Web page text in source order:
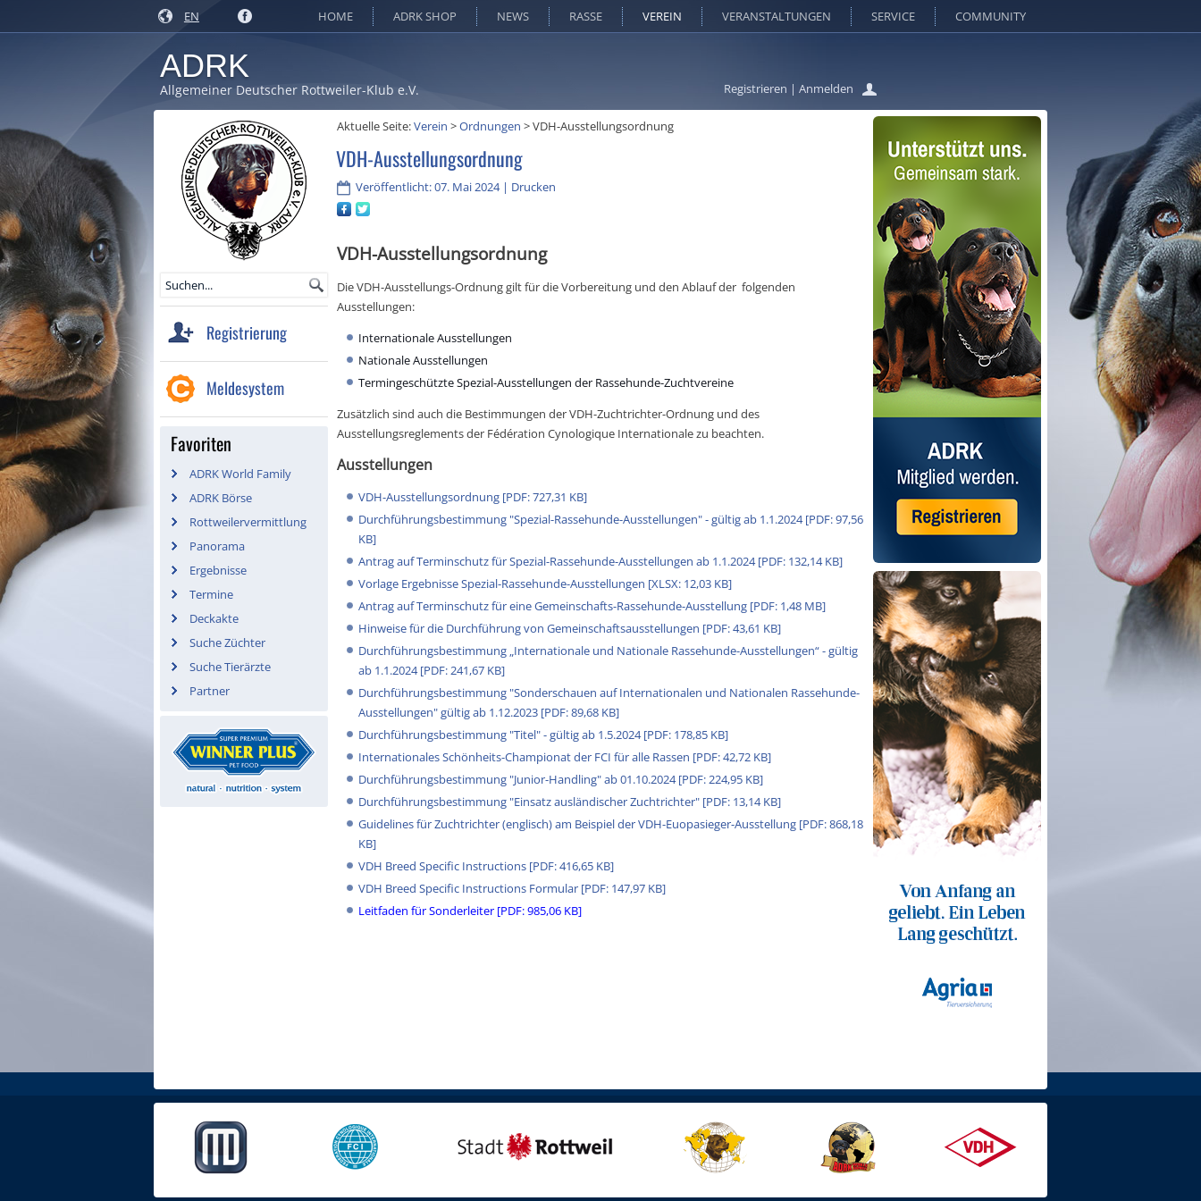
EN
Registrieren | Anmelden
HOME ADRK SHOP NEWS RASSE VEREIN VERANSTALTUNGEN SERVICE COMMUNITY
ADRK
Allgemeiner Deutscher Rottweiler-Klub e.V.
Registrierung
Meldesystem
Favoriten
ADRK World Family
ADRK Börse
Rottweilervermittlung
Panorama
Ergebnisse
Termine
Deckakte
Suche Züchter
Suche Tierärzte
Partner
Aktuelle Seite:Verein >Ordnungen >VDH-Ausstellungsordnung
VDH-Ausstellungsordnung
Veröffentlicht: 07. Mai 2024| Drucken
VDH-Ausstellungsordnung
Die VDH-Ausstellungs-Ordnung gilt für die Vorbereitung und den Ablauf der folgenden
Ausstellungen:
Internationale Ausstellungen
Nationale Ausstellungen
Termingeschützte Spezial-Ausstellungen der Rassehunde-Zuchtvereine
Zusätzlich sind auch die Bestimmungen der VDH-Zuchtrichter-Ordnung und des
Ausstellungsreglements der Fédération Cynologique Internationale zu beachten.
Ausstellungen
VDH-Ausstellungsordnung [PDF: 727,31 KB]
Durchführungsbestimmung "Spezial-Rassehunde-Ausstellungen" - gültig ab 1.1.2024 [PDF: 97,56
KB]
Antrag auf Terminschutz für Spezial-Rassehunde-Ausstellungen ab 1.1.2024 [PDF: 132,14 KB]
Vorlage Ergebnisse Spezial-Rassehunde-Ausstellungen [XLSX: 12,03 KB]
Antrag auf Terminschutz für eine Gemeinschafts-Rassehunde-Ausstellung [PDF: 1,48 MB]
Hinweise für die Durchführung von Gemeinschaftsausstellungen [PDF: 43,61 KB]
Durchführungsbestimmung „Internationale und Nationale Rassehunde-Ausstellungen“ - gültig
ab 1.1.2024 [PDF: 241,67 KB]
Durchführungsbestimmung "Sonderschauen auf Internationalen und Nationalen Rassehunde-
Ausstellungen" gültig ab 1.12.2023 [PDF: 89,68 KB]
Durchführungsbestimmung "Titel" - gültig ab 1.5.2024 [PDF: 178,85 KB]
Internationales Schönheits-Championat der FCI für alle Rassen [PDF: 42,72 KB]
Durchführungsbestimmung "Junior-Handling" ab 01.10.2024 [PDF: 224,95 KB]
Durchführungsbestimmung "Einsatz ausländischer Zuchtrichter" [PDF: 13,14 KB]
Guidelines für Zuchtrichter (englisch) am Beispiel der VDH-Euopasieger-Ausstellung [PDF: 868,18
KB]
VDH Breed Specific Instructions [PDF: 416,65 KB]
VDH Breed Specific Instructions Formular [PDF: 147,97 KB]
Leitfaden für Sonderleiter [PDF: 985,06 KB]